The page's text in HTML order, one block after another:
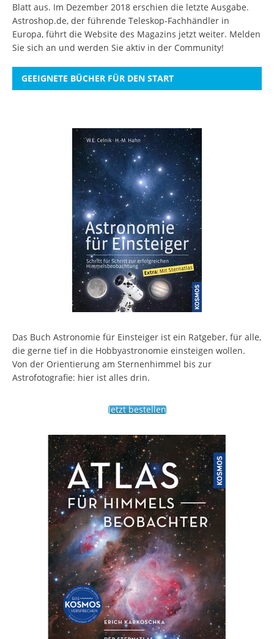
Blatt aus. Im Dezember 2018 erschien die letzte Ausgabe.
Astroshop.de, der führende Teleskop-Fachhändler in
Europa, führt die Website des Magazins jetzt weiter. Melden
Sie sich an und werden Sie aktiv in der Community!
GEEIGNETE BÜCHER FÜR DEN START
Das Buch Astronomie für Einsteiger ist ein Ratgeber, für alle,
die gerne tief in die Hobbyastronomie einsteigen wollen.
Von der Orientierung am Sternenhimmel bis zur
Astrofotografie: hier ist alles drin.
Jetzt bestellen